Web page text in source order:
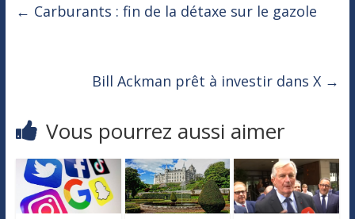
← Carburants : fin de la détaxe sur le gazole
Bill Ackman prêt à investir dans X →
Vous pourrez aussi aimer